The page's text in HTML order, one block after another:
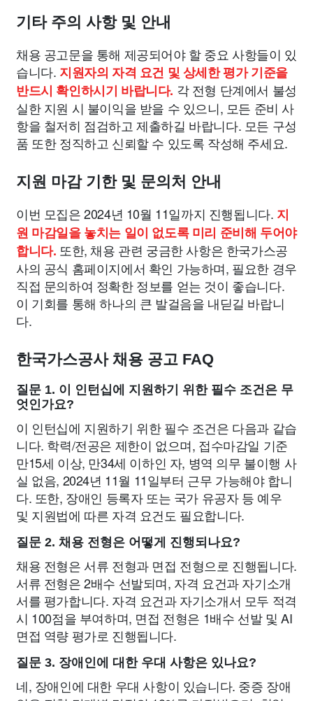
기타 주의 사항 및 안내
채용 공고문을 통해 제공되어야 할 중요 사항들이 있
습니다. 지원자의 자격 요건 및 상세한 평가 기준을
반드시 확인하시기 바랍니다. 각 전형 단계에서 불성
실한 지원 시 불이익을 받을 수 있으니, 모든 준비 사
항을 철저히 점검하고 제출하길 바랍니다. 모든 구성
품 또한 정직하고 신뢰할 수 있도록 작성해 주세요.
지원 마감 기한 및 문의처 안내
이번 모집은 2024년 10월 11일까지 진행됩니다. 지
원 마감일을 놓치는 일이 없도록 미리 준비해 두어야
합니다. 또한, 채용 관련 궁금한 사항은 한국가스공
사의 공식 홈페이지에서 확인 가능하며, 필요한 경우
직접 문의하여 정확한 정보를 얻는 것이 좋습니다.
이 기회를 통해 하나의 큰 발걸음을 내딛길 바랍니
다.
한국가스공사 채용 공고 FAQ
질문 1. 이 인턴십에 지원하기 위한 필수 조건은 무
엇인가요?
이 인턴십에 지원하기 위한 필수 조건은 다음과 같습
니다. 학력/전공은 제한이 없으며, 접수마감일 기준
만15세 이상, 만34세 이하인 자, 병역 의무 불이행 사
실 없음, 2024년 11월 11일부터 근무 가능해야 합니
다. 또한, 장애인 등록자 또는 국가 유공자 등 예우
및 지원법에 따른 자격 요건도 필요합니다.
질문 2. 채용 전형은 어떻게 진행되나요?
채용 전형은 서류 전형과 면접 전형으로 진행됩니다.
서류 전형은 2배수 선발되며, 자격 요건과 자기소개
서를 평가합니다. 자격 요건과 자기소개서 모두 적격
시 100점을 부여하며, 면접 전형은 1배수 선발 및 AI
면접 역량 평가로 진행됩니다.
질문 3. 장애인에 대한 우대 사항은 있나요?
네, 장애인에 대한 우대 사항이 있습니다. 중증 장애